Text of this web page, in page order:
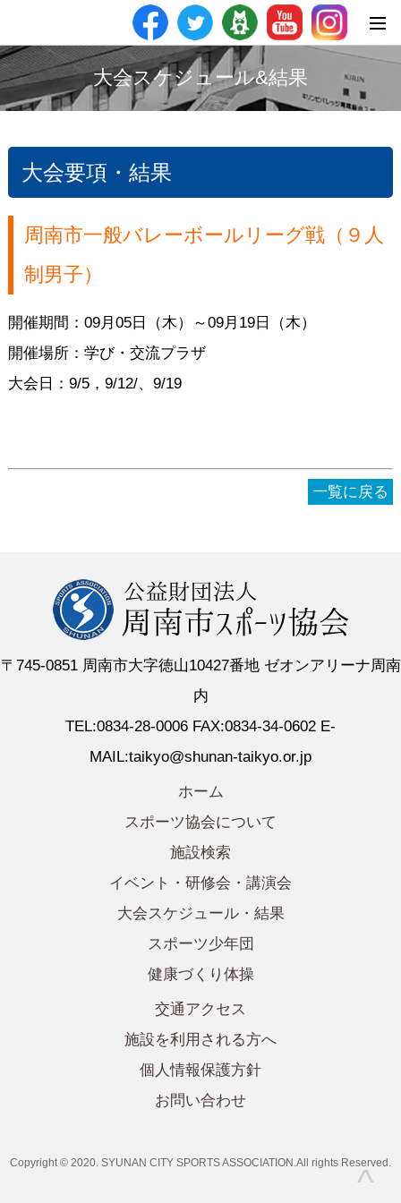
大会スケジュール&結果
大会要項・結果
周南市一般バレーボールリーグ戦（９人
制男子）
開催期間：09月05日（木）～09月19日（木）
開催場所：学び・交流プラザ
大会日：9/5，9/12/、9/19
一覧に戻る
〒745-0851 周南市大字徳山10427番地 ゼオンアリーナ周南
内
TEL:0834-28-0006 FAX:0834-34-0602 E-
MAIL:taikyo@shunan-taikyo.or.jp
ホーム
スポーツ協会について
施設検索
イベント・研修会・講演会
大会スケジュール・結果
スポーツ少年団
健康づくり体操
交通アクセス
施設を利用される方へ
個人情報保護方針
お問い合わせ
Copyright © 2020. SYUNAN CITY SPORTS ASSOCIATION.All rights Reserved.
^